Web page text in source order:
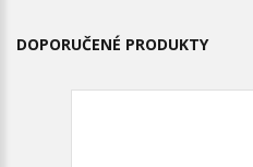
DOPORUČENÉ PRODUKTY